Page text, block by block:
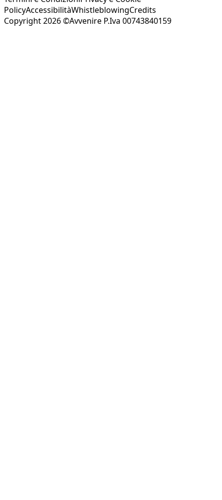
PolicyAccessibilitàWhistleblowingCredits
Copyright 2026 ©Avvenire P.Iva 00743840159